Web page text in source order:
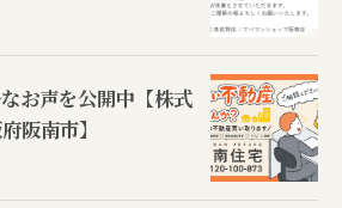
お声を公開中【株式
阪南市】